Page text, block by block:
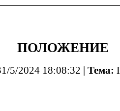
ПОЛОЖЕНИЕ
5/2024 18:08:32 | Тема: